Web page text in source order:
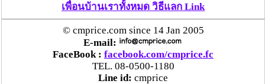
เพื่อนบ้านเราทั้งหมด วิธีแลก Link
© cmprice.com since 14 Jan 2005
E-mail:
FaceBook : facebook.com/cmprice.fc
TEL. 08-0500-1180
Line id: cmprice